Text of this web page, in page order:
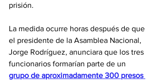
prisión.
La medida ocurre horas después de que
el presidente de la Asamblea Nacional,
Jorge Rodríguez, anunciara que los tres
funcionarios formarían parte de un
grupo de aproximadamente 300 presos